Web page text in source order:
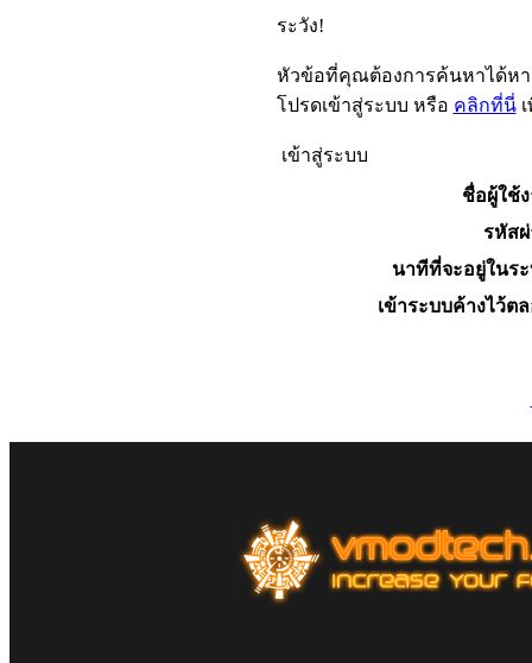
ระวัง!
หัวข้อที่คุณต้องการค้นหาได้ห
โปรดเข้าสู่ระบบ หรือ คลิกที่นี่เ
เข้าสู่ระบบ
ชื่อผู้ใช้
รหัส
นาทีที่จะอยู่ในร
เข้าระบบค้างไว้ต